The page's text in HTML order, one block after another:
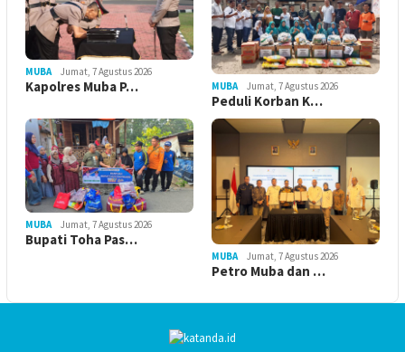
MUBA Jumat, 7 Agustus 2026
Kapolres Muba P… MUBA Jumat, 7 Agustus 2026
Peduli Korban K…
MUBA Jumat, 7 Agustus 2026
Bupati Toha Pas…
MUBA Jumat, 7 Agustus 2026
Petro Muba dan …